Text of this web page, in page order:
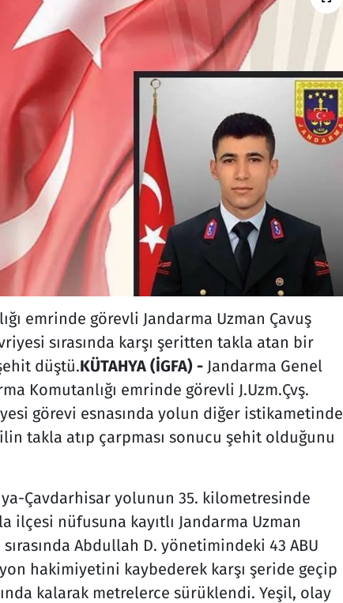
emrinde görevli Jandarma Uzman Çavuş
sırasında karşı şeritten takla atan bir
düştü.KÜTAHYA (İGFA) - Jandarma Genel
Komutanlığı emrinde görevli J.Uzm.Çvş.
görevi esnasında yolun diğer istikametinde
takla atıp çarpması sonucu şehit olduğunu
Çavdarhisar yolunun 35. kilometresinde
ilçesi nüfusuna kayıtlı Jandarma Uzman
Abdullah D. yönetimindeki 43 ABU
hakimiyetini kaybederek karşı şeride geçip
kalarak metrelerce sürüklendi. Yeşil, olay